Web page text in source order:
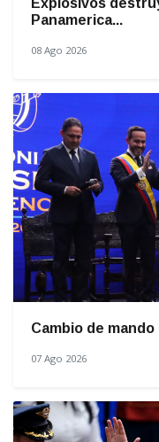
Explosivos
Panamerica...
08 Ago 2026
Cambio de
07 Ago 2026